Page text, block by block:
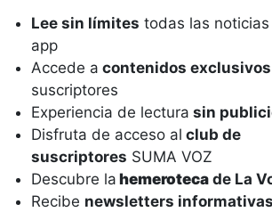
Lee sin límites todas las
app
Accede a contenidos exclusivos
suscriptores
Experiencia de lectura sin
Disfruta de acceso al club de
suscriptores SUMA VOZ
Descubre la hemeroteca de La
Recibe newsletters informativas